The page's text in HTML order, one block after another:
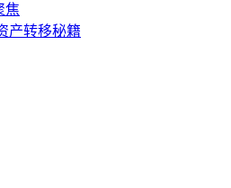
焦
产转移秘籍